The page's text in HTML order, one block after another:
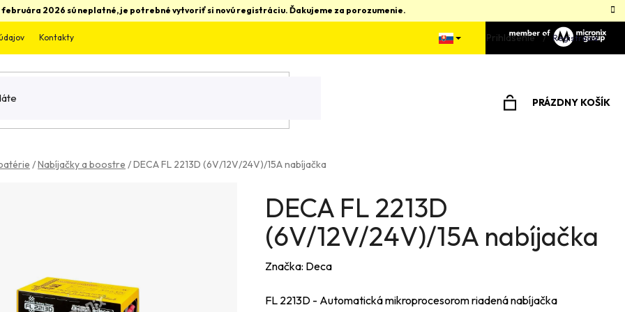
2026 sú neplatné, je potrebné vytvoriť si novú registráciu. Ďakujeme za porozumenie.
Kontakty Prihlásenie Registrácia
PRÁZDNY KOŠÍK
/Nabíjačky a boostre /DECA FL 2213D (6V/12V/24V)/15A nabíjačka
DECA FL 2213D
(6V/12V/24V)/15A nabíjačka
Značka: Deca
FL 2213D - Automatická mikroprocesorom riadená nabíjačka